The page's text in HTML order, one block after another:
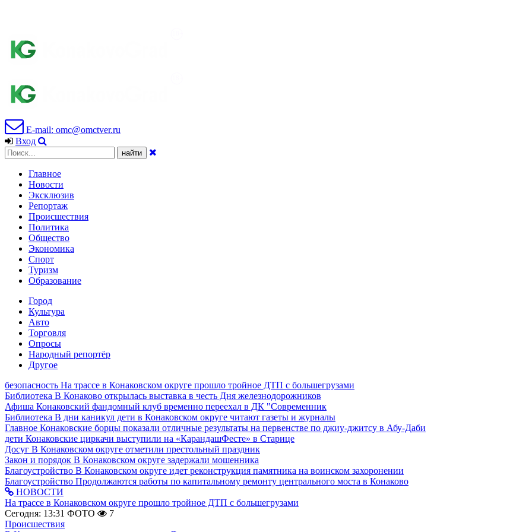
E-mail: omc@omctver.ru
Вход
Главное
Новости
Эксклюзив
Репортаж
Происшествия
Политика
Общество
Экономика
Спорт
Туризм
Образование
Город
Культура
Авто
Торговля
Опросы
Народный репортёр
Другое
безопасность На трассе в Конаковском округе прошло тройное ДТП с большегрузами
Библиотека В Конаково открылась выставка в честь Дня железнодорожников
Афиша Конаковский фандомный клуб временно переехал в ДК "Современник
Библиотека В дни каникул дети в Конаковском округе читают газеты и журналы
Главное Конаковские борцы показали отличные результаты на первенстве по джиу-джитсу в Абу-Даби
дети Конаковские циркачи выступили на «КарандашФесте» в Старице
Досуг В Конаковском округе отметили престольный праздник
Закон и порядок В Конаковском округе задержали мошенника
Благоустройство В Конаковском округе идет реконструкция памятника на воинском захоронении
Благоустройство Продолжаются работы по капитальному ремонту центрального моста в Конаково
НОВОСТИ
На трассе в Конаковском округе прошло тройное ДТП с большегрузами
Сегодня: 13:31 ФОТО
7
Происшествия